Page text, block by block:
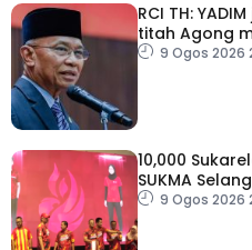
RCI TH:
titah Agong
siasatan
9 Ogos 2026
10,000
SUKMA
elaun RM100
9 Ogos 2026